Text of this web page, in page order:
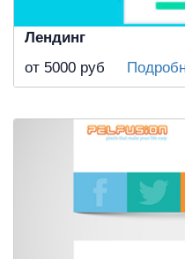
Лендинг
от 5000 руб